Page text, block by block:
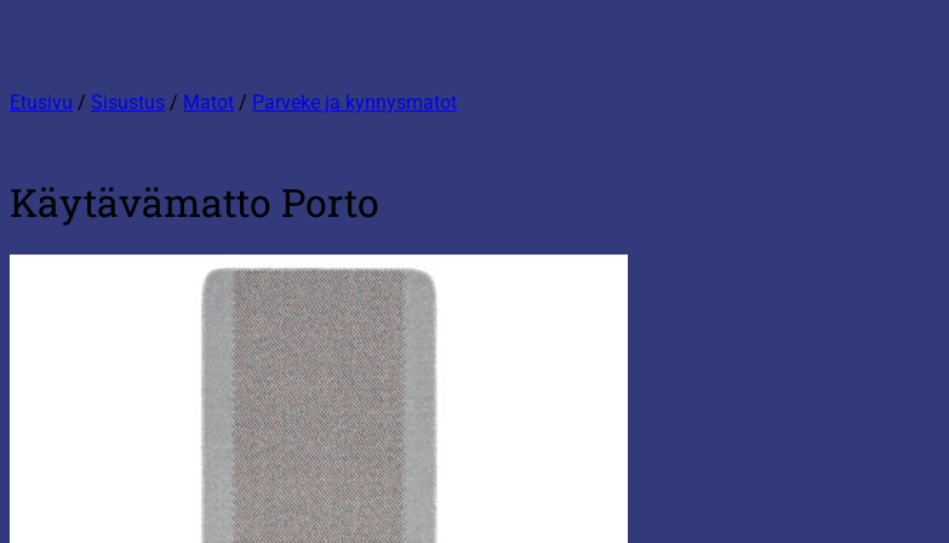
Etusivu / Sisustus / Matot / Parveke ja kynnysmatot
Käytävämatto Porto